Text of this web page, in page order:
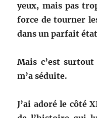
yeux, mais pas
force de tourner
dans un parfait
Mais c’est
m’a séduite.
J’ai adoré le côté